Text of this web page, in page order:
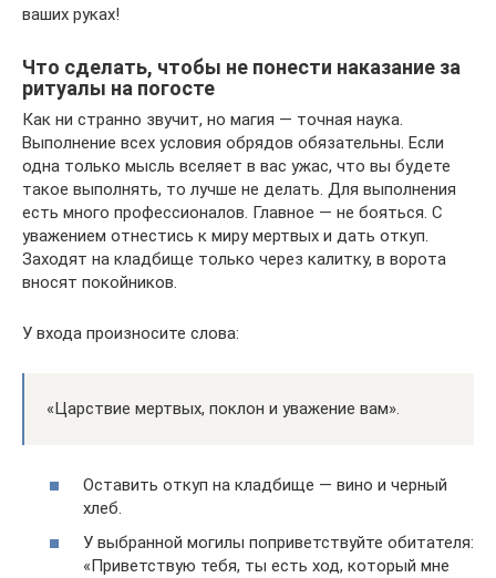
ваших руках!
Что сделать, чтобы не понести наказание за
ритуалы на погосте
Как ни странно звучит, но магия — точная наука.
Выполнение всех условия обрядов обязательны. Если
одна только мысль вселяет в вас ужас, что вы будете
такое выполнять, то лучше не делать. Для выполнения
есть много профессионалов. Главное — не бояться. С
уважением отнестись к миру мертвых и дать откуп.
Заходят на кладбище только через калитку, в ворота
вносят покойников.
У входа произносите слова:
«Царствие мертвых, поклон и уважение вам».
Оставить откуп на кладбище — вино и черный
хлеб.
У выбранной могилы поприветствуйте обитателя:
«Приветствую тебя, ты есть ход, который мне